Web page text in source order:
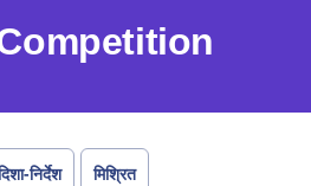
निर्देश मिश्रित